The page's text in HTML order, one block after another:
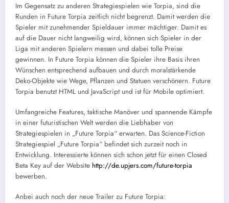
Im Gegensatz zu anderen Strategiespielen wie Torpia, sind die
Runden in Future Torpia zeitlich nicht begrenzt. Damit werden die
Spieler mit zunehmender Spieldauer immer mächtiger. Damit es
auf die Dauer nicht langweilig wird, können sich Spieler in der
Liga mit anderen Spielern messen und dabei tolle Preise
gewinnen. In Future Torpia können die Spieler ihre Basis ihren
Wünschen entsprechend aufbauen und durch moralstärkende
Deko-Objekte wie Wege, Pflanzen und Statuen verschönern. Future
Torpia benutzt HTML und JavaScript und ist für Mobile optimiert.
Umfangreiche Features, taktische Manöver und spannende Kämpfe
in einer futuristischen Welt werden die Liebhaber von
Strategiespielen in „Future Torpia“ erwarten. Das Science-Fiction
Strategiespiel „Future Torpia“ befindet sich zurzeit noch in
Entwicklung. Interessierte können sich schon jetzt für einen Closed
Beta Key auf der Website http://de.upjers.com/future-torpia
bewerben.
Anbei auch noch der neue Trailer zu Future Torpia: